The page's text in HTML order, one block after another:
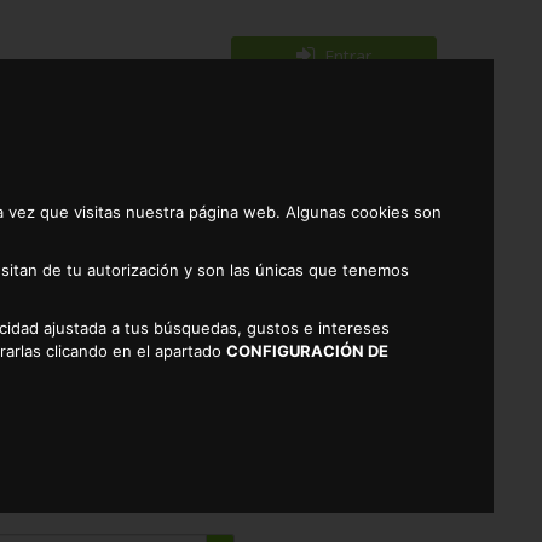
que visitas nuestra página web. Algunas cookies son
de tu autorización y son las únicas que tenemos
ajustada a tus búsquedas, gustos e intereses
clicando en el apartadoCONFIGURACIÓN DE
Entrar
0
ALTEZA 240GR